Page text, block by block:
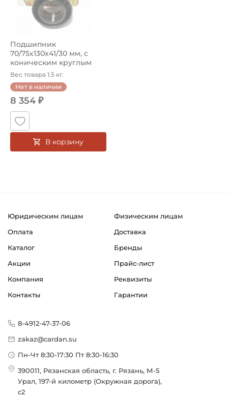
Подшипник
70/75х130х41/30 мм, c
коническим круглым
отверстием на вал 70...
Вес товара 1.5 кг.
Нет в наличии
8 354 ₽
В корзину
Юридическим лицам
Физическим лицам
Оплата
Доставка
Каталог
Бренды
Акции
Прайс-лист
Компания
Реквизиты
Контакты
Гарантии
8-4912-47-37-06
zakaz@cardan.su
Пн-Чт 8:30-17:30 Пт 8:30-16:30
390011, Рязанская область, г. Рязань, М-5
Урал, 197-й километр (Окружная дорога),
с2